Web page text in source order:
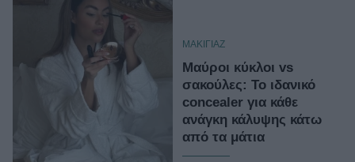
ΜΑΚΙΓΙΑΖ
Μαύροι κύκλοι vs
σακούλες: To ιδανικό
concealer για κάθε
ανάγκη κάλυψης κάτω
από τα μάτια